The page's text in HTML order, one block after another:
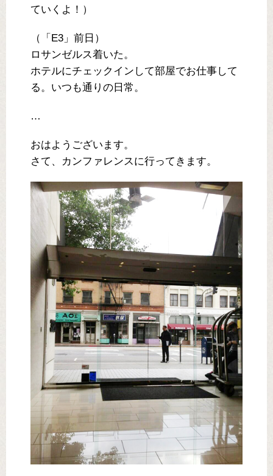
ていくよ！）
（「E3」前日）
ロサンゼルス着いた。
ホテルにチェックインして部屋でお仕事して
る。いつも通りの日常。
…
おはようございます。
さて、カンファレンスに行ってきます。